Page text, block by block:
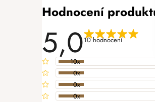
Hodnocení
5,010 hodnocení
10x
0x
0x
0x